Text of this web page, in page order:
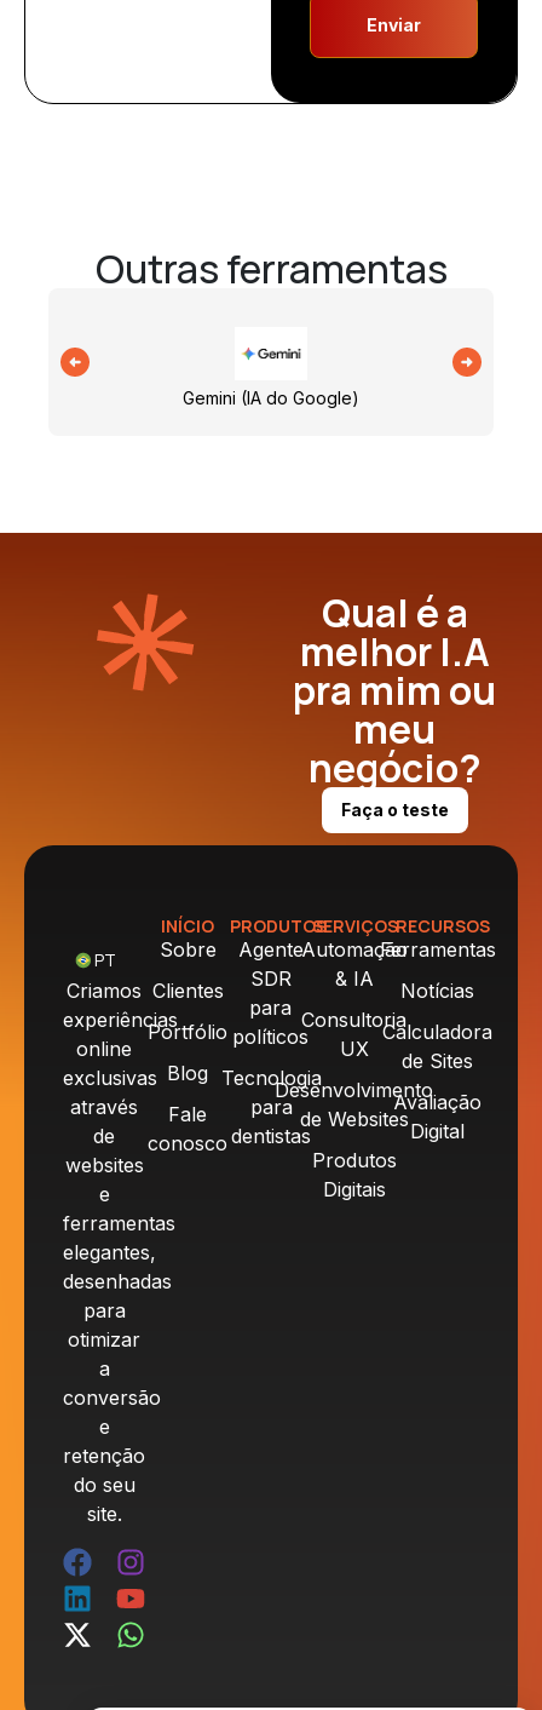
Enviar
Outras ferramentas
Gemini (IA do Google)
Qual é a
melhor I.A
pra mim ou
meu
negócio?
Faça o teste
PT
Criamos
experiências
online
exclusivas
através
de
websites
e
ferramentas
elegantes,
desenhadas
para
otimizar
a
conversão
e
retenção
do seu
site.
INÍCIO
Sobre
Clientes
Portfólio
Blog
Fale
conosco
PRODUTOS
Agente
SDR
para
políticos
Tecnologia
para
dentistas
SERVIÇOS
Automação
& IA
Consultoria
UX
Desenvolvimento
de Websites
Produtos
Digitais
RECURSOS
Ferramentas
Notícias
Calculadora
de Sites
Avaliação
Digital